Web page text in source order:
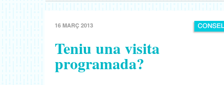
16 MARÇ 2013
Teniu una visita
programada?